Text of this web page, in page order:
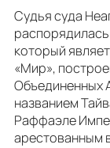
Судья суда
который
«Мир»,
Объединенных
названием
Раффаэле
арестованным